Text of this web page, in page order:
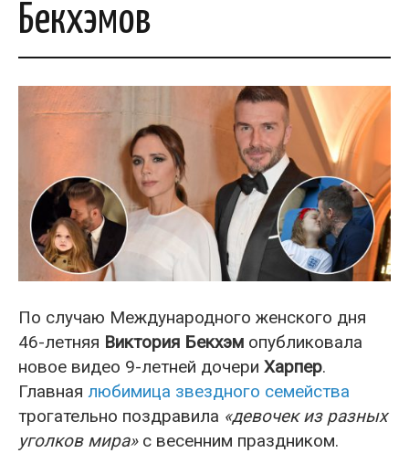
Бекхэмов
По случаю Международного женского дня
46-летняя Виктория Бекхэм опубликовала
новое видео 9-летней дочери Харпер.
Главная любимица звездного семейства
трогательно поздравила «девочек из разных
уголков мира»с весенним праздником.